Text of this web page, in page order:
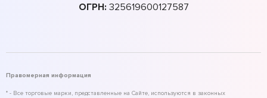
ОГРН: 325619600127587
Правомерная информация
* - Все торговые марки, представленные на Сайте, используются в законных